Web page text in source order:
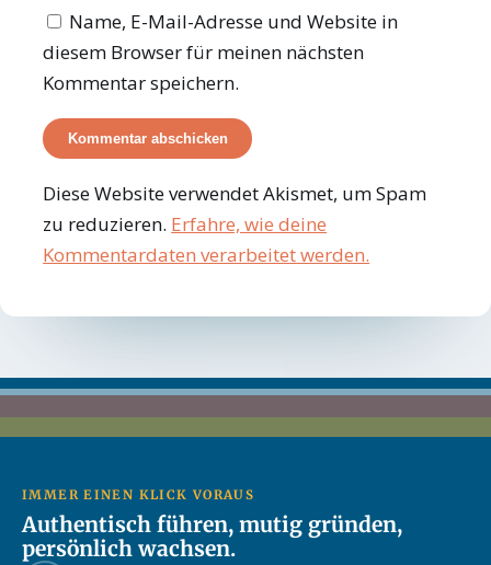
Name, E-Mail-Adresse und Website in
diesem Browser für meinen nächsten
Kommentar speichern.
Diese Website verwendet Akismet, um Spam
zu reduzieren. Erfahre, wie deine
Kommentardaten verarbeitet werden.
IMMER EINEN KLICK VORAUS
Authentisch führen, mutig gründen,
persönlich wachsen.